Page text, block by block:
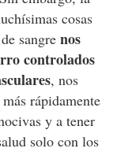
cosas
sangre nos
controlados
, nos
rápidamente
y a tener
solo con los